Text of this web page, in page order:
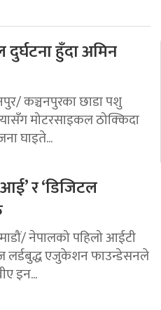
हुँदा अमिन
कञ्चनपुरका छाडा पशु
मोटरसाइकल ठोक्किदा
घाइते...
र ‘डिजिटल
नेपालको पहिलो आईटी
एजुकेशन फाउन्डेसनले
इन...